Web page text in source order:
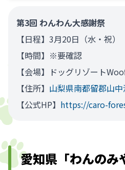
第3回 わんわん大感謝祭
【日程】3月20日（水・祝）
【時間】※要確認
【会場】ドッグリゾート
【住所】 山梨県南都留郡山
【公式HP】 https://caro-
愛知県「わんのみ